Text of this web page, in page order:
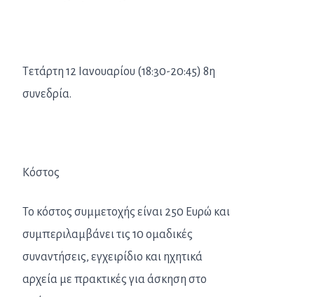
Τετάρτη 12 Ιανουαρίου (18:30-20:45) 8η
συνεδρία.
Κόστος
Το κόστος συμμετοχής είναι 250 Ευρώ και
συμπεριλαμβάνει τις 10 ομαδικές
συναντήσεις, εγχειρίδιο και ηχητικά
αρχεία με πρακτικές για άσκηση στο